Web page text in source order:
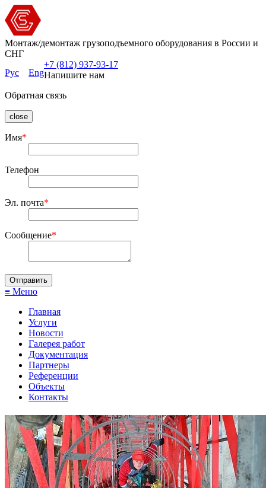
Монтаж/демонтаж грузоподъемного оборудования в России и
СНГ
Рус
Eng
+7 (812) 937-93-17
Напишите нам
Обратная связь
close
Имя*
Телефон
Эл. почта*
Сообщение*
≡ Меню
Главная
Услуги
Новости
Галерея работ
Документация
Партнеры
Референции
Объекты
Контакты